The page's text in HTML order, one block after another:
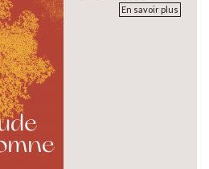
En savoir plus